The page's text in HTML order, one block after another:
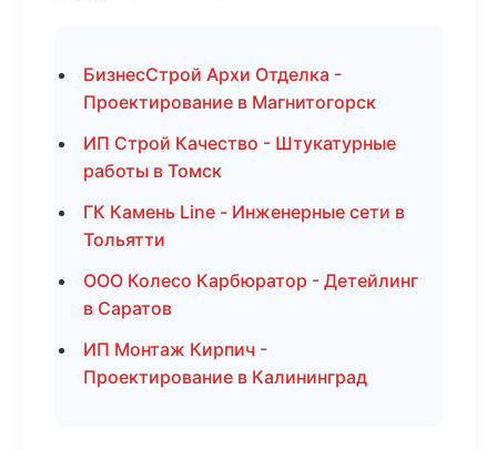
БизнесСтрой Архи Отделка -
Проектирование в Магнитогорск
ИП Строй Качество - Штукатурные
работы в Томск
ГК Камень Line - Инженерные сети в
Тольятти
ООО Колесо Карбюратор - Детейлинг
в Саратов
ИП Монтаж Кирпич -
Проектирование в Калининград